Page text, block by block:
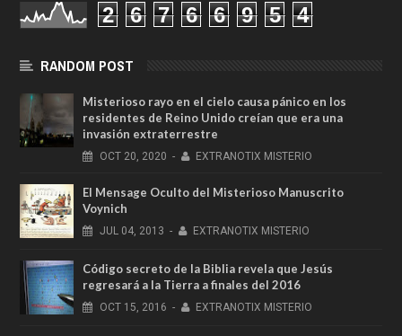
2 6 7 6 6 9 5 4
RANDOM POST
Misterioso rayo en el cielo causa pánico en los
residentes de Reino Unido creían que era una
invasión extraterrestre
OCT 20, 2020 - EXTRANOTIX MISTERIO
El Mensage Oculto del Misterioso Manuscrito
Voynich
JUL 04, 2013 - EXTRANOTIX MISTERIO
Código secreto de la Biblia revela que Jesús
regresará a la Tierra a finales del 2016
OCT 15, 2016 - EXTRANOTIX MISTERIO